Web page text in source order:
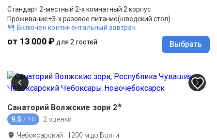
Стандарт 2-местный 2-х комнатный 2 корпус
Проживание+3-х разовое питание(шведский стол)
Включен континентальный завтрак
от 13 000 ₽ для 2 гостей Выбрать
Санаторий Волжские зори 2★
9.5 / 10 2 оценки
Чебоксарский · 1200 м до Волги